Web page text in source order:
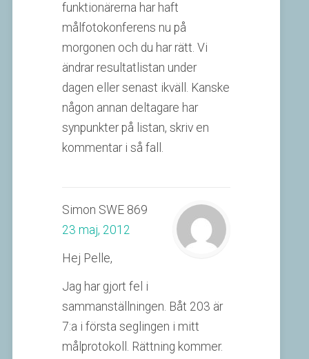
funktionärerna har haft
målfotokonferens nu på
morgonen och du har rätt. Vi
ändrar resultatlistan under
dagen eller senast ikväll. Kanske
någon annan deltagare har
synpunkter på listan, skriv en
kommentar i så fall.
Simon SWE 869
23 maj, 2012
Hej Pelle,
Jag har gjort fel i
sammanställningen. Båt 203 är
7:a i första seglingen i mitt
målprotokoll. Rättning kommer.